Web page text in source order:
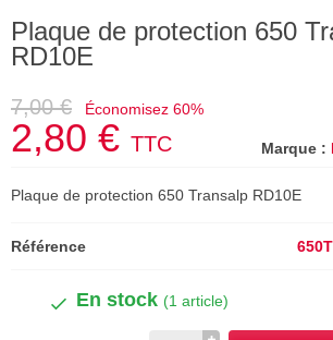
Plaque de protection 650
RD10E
Marque :
7,00 € Économisez 60%
2,80 € TTC
Plaque de protection 650 Transalp RD10E
Référence
En stock (1 article)